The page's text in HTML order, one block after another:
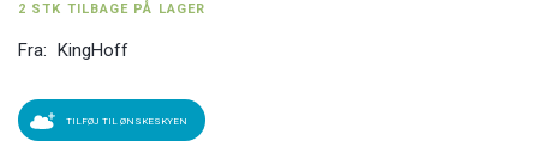
2 STK TILBAGE PÅ LAGER
Fra: KingHoff
TILFØJ TIL ØNSKESKYEN